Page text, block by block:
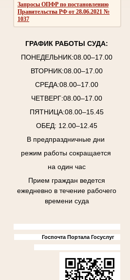
Запросы ОПФР по постановлению
Правительства РФ от 28.06.2021 №
1037
ГРАФИК РАБОТЫ СУДА:
ПОНЕДЕЛЬНИК:08.00–17.00
ВТОРНИК:08.00–17.00
СРЕДА:08.00–17.00
ЧЕТВЕРГ:08.00–17.00
ПЯТНИЦА:08.00–15.45
ОБЕД: 12.00–12.45
В предпраздничные дни
режим работы сокращается
на один час
Прием граждан ведется
ежедневно в течение рабочего
времени суда
Госпочта Портала Госуслуг